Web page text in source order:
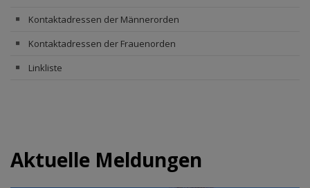
Kontaktadressen der Männerorden
Kontaktadressen der Frauenorden
Linkliste
Aktuelle Meldungen